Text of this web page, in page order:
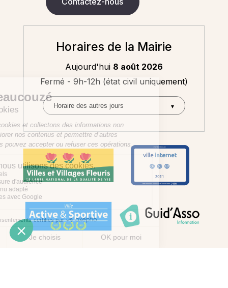
Horaires de la Mairie
Aujourd'hui 8 août 2026
Fermé - 9h-12h (état civil uniquement)